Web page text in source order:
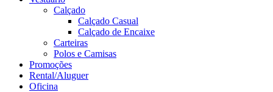
Calçado
Calçado Casual
Calçado de Encaixe
Carteiras
Polos e Camisas
Promoções
Rental/Aluguer
Oficina